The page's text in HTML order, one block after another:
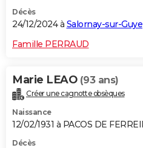
Décès
24/12/2024 à Salornay-sur-Guye
Famille PERRAUD
Marie LEAO (93 ans)
Créer une cagnotte obsèques
Naissance
12/02/1931 à PACOS DE
Décès